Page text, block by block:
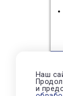
Наш
и